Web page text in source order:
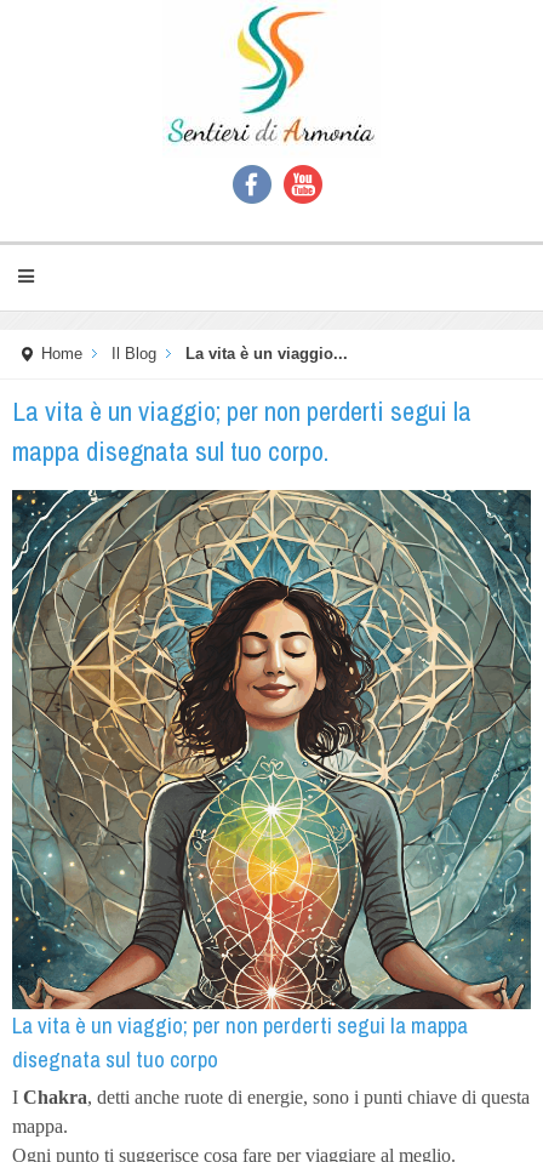
Home Il Blog La vita è un viaggio...
La vita è un viaggio; per non perderti segui la
mappa disegnata sul tuo corpo.
La vita è un viaggio; per non perderti segui la mappa
disegnata sul tuo corpo
I Chakra, detti anche ruote di energie, sono i punti chiave di questa
mappa.
Ogni punto ti suggerisce cosa fare per viaggiare al meglio.